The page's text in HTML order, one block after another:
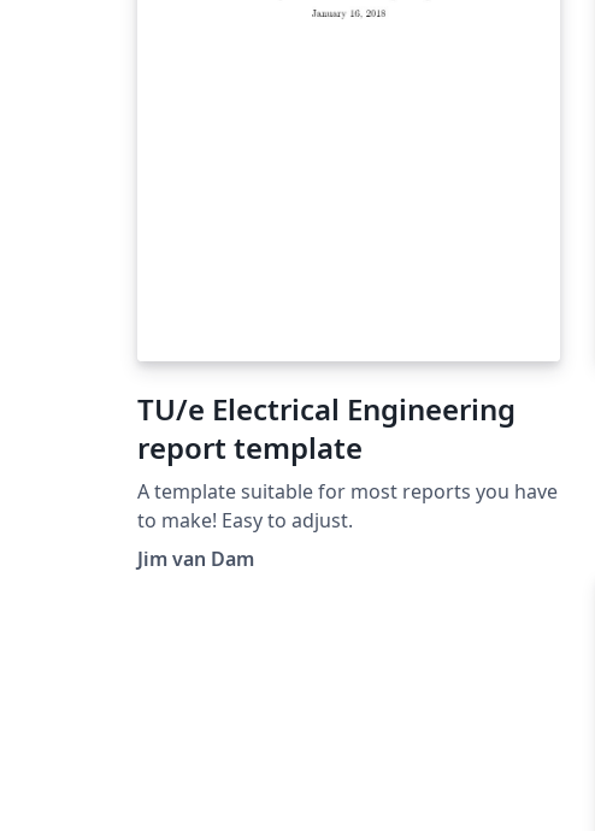
TU/e Electrical Engineering
report template
A template suitable for most reports you have
to make! Easy to adjust.
Jim van Dam